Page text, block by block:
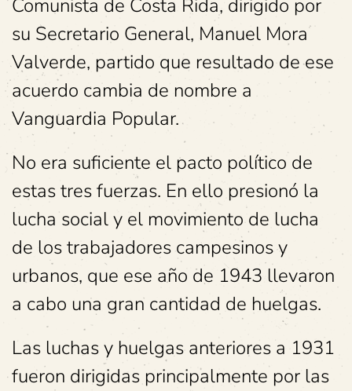
Comunista de Costa Rida, dirigido por
su Secretario General, Manuel Mora
Valverde, partido que resultado de ese
acuerdo cambia de nombre a
Vanguardia Popular.
No era suficiente el pacto político de
estas tres fuerzas. En ello presionó la
lucha social y el movimiento de lucha
de los trabajadores campesinos y
urbanos, que ese año de 1943 llevaron
a cabo una gran cantidad de huelgas.
Las luchas y huelgas anteriores a 1931
fueron dirigidas principalmente por las